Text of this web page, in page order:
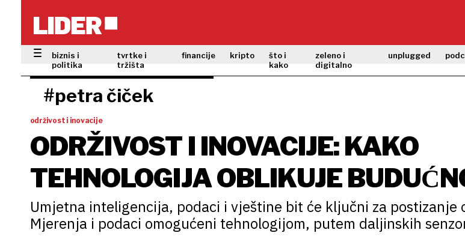
biznis i
politika
tvrtke i
tržišta
financije kripto
što i
kako
zeleno i
digitalno
unplugged
#petra čiček
održivost i inovacije
ODRŽIVOST I INOVACIJE: KAKO
TEHNOLOGIJA OBLIKUJE
POSLOVANJA
Umjetna inteligencija, podaci i vještine bit će ključni za postizanje
Mjerenja i podaci omogućeni tehnologijom, putem daljinskih